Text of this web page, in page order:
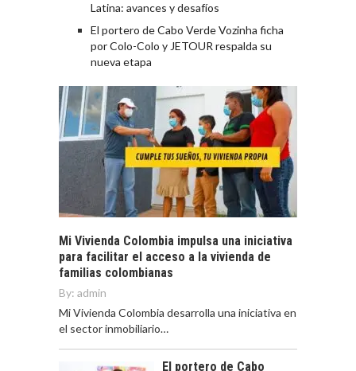
Latina: avances y desafíos
El portero de Cabo Verde Vozinha ficha
por Colo-Colo y JETOUR respalda su
nueva etapa
Mi Vivienda Colombia impulsa una iniciativa
para facilitar el acceso a la vivienda de
familias colombianas
By: admin
Mi Vivienda Colombia desarrolla una iniciativa en
el sector inmobiliario…
El portero de Cabo